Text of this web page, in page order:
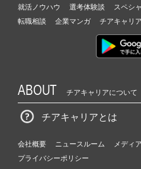
就活ノウハウ 選考体験談 スペシ
転職相談
企業マンガ チアキャリ
ABOUT チアキャリアについて
チアキャリアとは
会社概要 ニュースルーム
メディ
プライバシーポリシー